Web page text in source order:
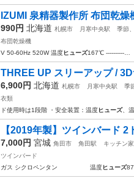
IZUMI 泉精器製作所 布団乾
990円 北海道 札幌市 月寒中央駅
季節
布団乾燥機
V 50-60Hz 520W 温度ヒューズ167℃ ----------…
THREE UP スリーアップ /
6,900円 北海道 札幌市 月寒中央駅
季
衣類
ド使用時は1段階 ・安全装置：温度ヒューズ、
【2019年製】ツインバード
7,000円 宮城 角田市 角田駅
キッチン
ツインバード
ガス シクロペンタン 温度ヒューズ